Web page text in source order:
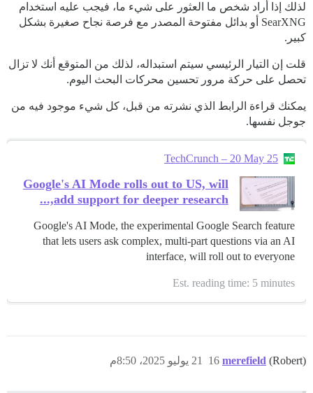
لذلك إذا أراد شخص ما العثور على شيء ما، فيجب عليه استخدام
SearXNG أو بدائل مفتوحة المصدر مع فرصة نجاح صغيرة بشكل
كبير.
قلت إن التيار الرئيسي سيتم استبداله، لذلك من المتوقع أنك لا تزال
تحصل على حركة مرور تحسين محركات البحث اليوم.
يمكنك قراءة الرابط الذي نشرته من قبل، كل شيء موجود فيه من
جوجل نفسها.
TechCrunch – 20 May 25
Google's AI Mode rolls out to US, will
add support for deeper research,...
Google's AI Mode, the experimental Google Search feature
that lets users ask complex, multi-part questions via an AI
interface, will roll out to everyone
Est. reading time: 5 minutes
merefield (Robert) 21 يوليو 2025، 8:50م 16